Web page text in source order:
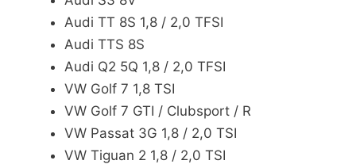
Audi TT 8S 1,8 / 2,0 TFSI
Audi TTS 8S
Audi Q2 5Q 1,8 / 2,0 TFSI
VW Golf 7 1,8 TSI
VW Golf 7 GTI / Clubsport / R
VW Passat 3G 1,8 / 2,0 TSI
VW Tiguan 2 1,8 / 2,0 TSI